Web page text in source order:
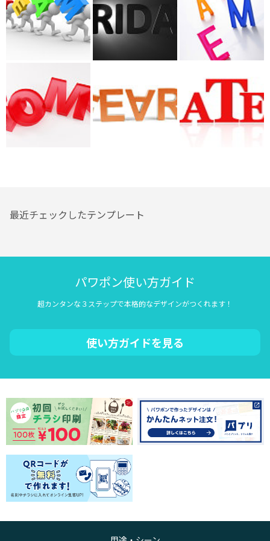
最近チェックしたテンプレート
パワポン使い方ガイド
超カンタンな３ステップで本格的なデザインがつくれます！
使い方ガイドを見る